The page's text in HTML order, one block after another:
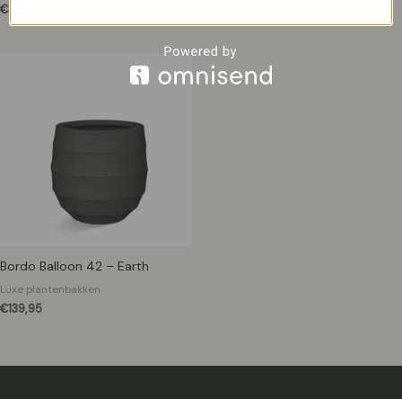
€325,95
Bordo Balloon 42 – Earth
Luxe plantenbakken
€139,95